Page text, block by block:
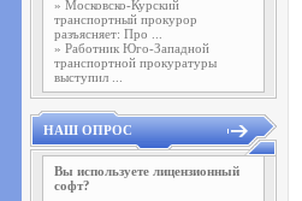
» Московско-Курский
транспортный прокурор
разъясняет: Про ...
» Работник Юго-Западной
транспортной прокуратуры
выступил ...
НАШ ОПРОС
Вы используете лицензионный
софт?